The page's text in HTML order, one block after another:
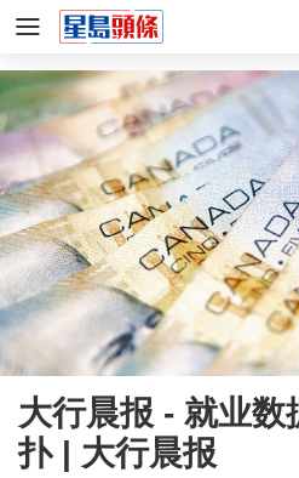
大行晨报 - 就业数
扑 | 大行晨报